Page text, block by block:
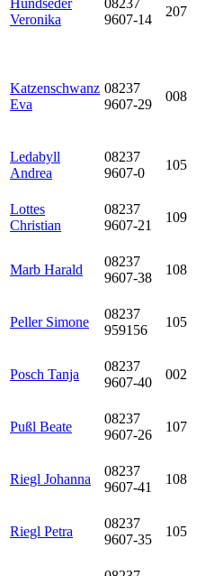
Hundseder
Veronika
08237
9607-14
207
Katzenschwanz
Eva
08237
9607-29
008
Ledabyll
Andrea
08237
9607-0
105
Lottes
Christian
08237
9607-21
109
Marb Harald
08237
9607-38
108
Peller Simone
08237
959156
105
Posch Tanja
08237
9607-40
002
Pußl Beate
08237
9607-26
107
Riegl Johanna
08237
9607-41
108
Riegl Petra
08237
9607-35
105